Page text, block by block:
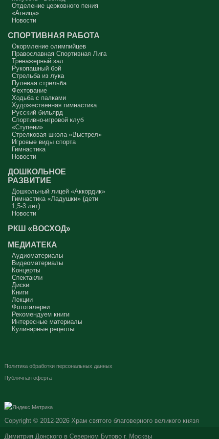
Отделение церковного пения
«Агница»
Новости
СПОРТИВНАЯ РАБОТА
Окормление олимпийцев
Православная Спортивная Лига
Тренажерный зал
Рукопашный бой
Стрельба из лука
Пулевая стрельба
Фехтование
Ходьба с палками
Художественная гимнастика
Русский бильярд
Спортивно-игровой клуб
«Ступени»
Стрелковая школа «Выстрел»
Игровые виды спорта
Гимнастика
Новости
ДОШКОЛЬНОЕ
РАЗВИТИЕ
Дошкольный лицей «Аккордик»
Гимнастика «Ладушки» (дети
1,5-3 лет)
Новости
РКШ «ВОСХОД»
МЕДИАТЕКА
Аудиоматериалы
Видеоматериалы
Концерты
Спектакли
Диски
Книги
Лекции
Фотогалереи
Рекомендуем книги
Интересные материалы
Кулинарные рецепты
Политика обработки персональных данных
Публичная оферта
Copyright © 2012-2026 Храм святого благоверного великого князя
Димитрия Донского в Северном Бутово г. Москвы